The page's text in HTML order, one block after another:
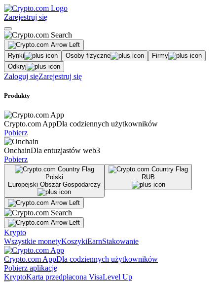
Zarejestruj się
Rynki Osoby fizyczne
Firmy
Odkryj
Zaloguj sięZarejestruj się
Produkty
Crypto.com AppDla codziennych użytkowników
Pobierz
OnchainDla entuzjastów web3
Pobierz
Polski
Europejski Obszar Gospodarczy
RUB
Krypto
Wszystkie monetyKoszykiEarnStakowanie
Crypto.com AppDla codziennych użytkowników
Pobierz aplikację
KryptoKarta przedpłacona VisaLevel Up